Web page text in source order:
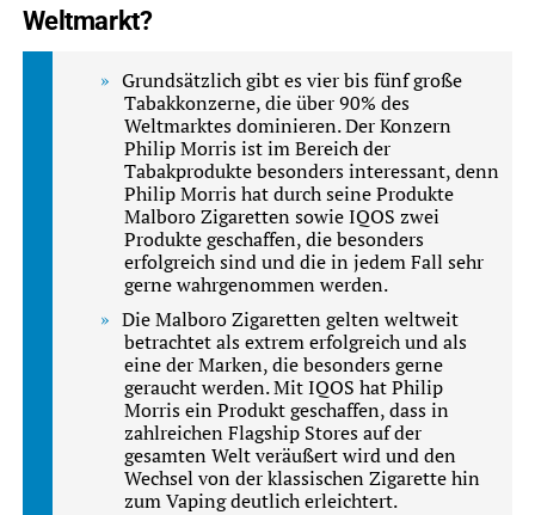
Weltmarkt?
Grundsätzlich gibt es vier bis fünf große
Tabakkonzerne, die über 90% des
Weltmarktes dominieren. Der Konzern
Philip Morris ist im Bereich der
Tabakprodukte besonders interessant, denn
Philip Morris hat durch seine Produkte
Malboro Zigaretten sowie IQOS zwei
Produkte geschaffen, die besonders
erfolgreich sind und die in jedem Fall sehr
gerne wahrgenommen werden.
Die Malboro Zigaretten gelten weltweit
betrachtet als extrem erfolgreich und als
eine der Marken, die besonders gerne
geraucht werden. Mit IQOS hat Philip
Morris ein Produkt geschaffen, dass in
zahlreichen Flagship Stores auf der
gesamten Welt veräußert wird und den
Wechsel von der klassischen Zigarette hin
zum Vaping deutlich erleichtert.